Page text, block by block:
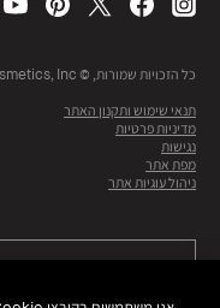
כל הזכויות שמורות, © Bobbi Brown Professional Cosmetics, Inc.
תנאי שימוש ותקנון האתר
מדיניות פרטיות
נגישות
מפת אתר
ניהול עוגיות אתר